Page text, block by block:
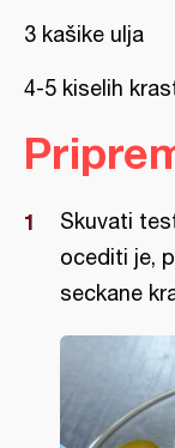
3 kašike ulja
4-5 kiselih
Skuvati
ocediti je,
seckane